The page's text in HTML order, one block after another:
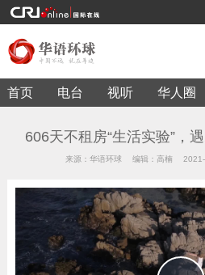
首页 电台 视听 华人圈
606天不租房“生活实验”，
来源：华语环球 编辑：高楠